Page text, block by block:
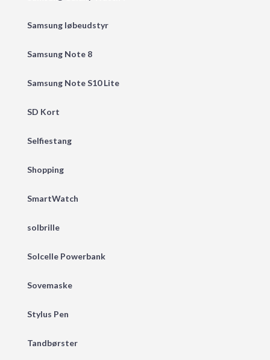
Samsung løbeudstyr
Samsung Note 8
Samsung Note S10 Lite
SD Kort
Selfiestang
Shopping
SmartWatch
solbrille
Solcelle Powerbank
Sovemaske
Stylus Pen
Tandbørster